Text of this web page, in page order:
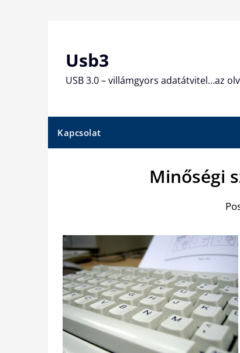
Usb3
USB 3.0 – villámgyors adatátvitel…az
Kapcsolat
Minőségi